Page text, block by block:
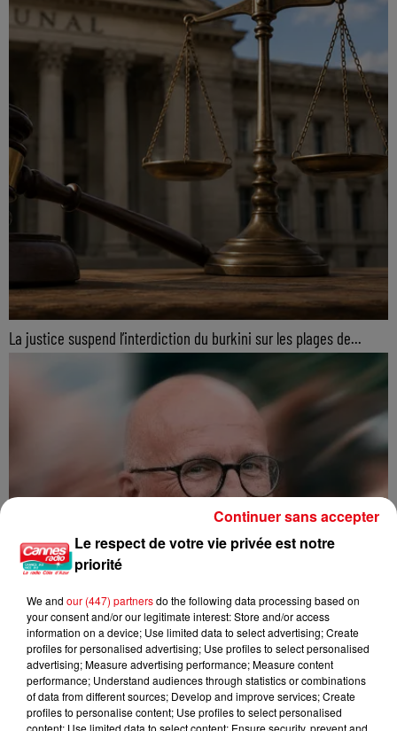
La justice suspend l’interdiction du burkini sur les plages de...
Le respect de votre vie privée est notre
priorité
We and our (447) partnersdo the following data processing based on
your consent and/or our legitimate interest: Store and/or access
information on a device; Use limited data to select advertising; Create
profiles for personalised advertising; Use profiles to select personalised
advertising; Measure advertising performance; Measure content
performance; Understand audiences through statistics or combinations
of data from different sources; Develop and improve services; Create
profiles to personalise content; Use profiles to select personalised
content; Use limited data to select content; Ensure security, prevent and
Continuer sans accepter